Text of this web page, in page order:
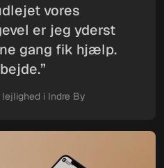
vores
er jeg yderst
gang fik hjælp.
i Indre By